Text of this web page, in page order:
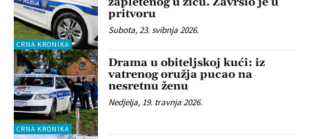
CRNA KRONIKA
pritvoru
Subota, 23. svibnja 2026.
CRNA KRONIKA
Drama u obiteljskoj kući: iz
vatrenog oružja pucao na
nesretnu ženu
Nedjelja, 19. travnja 2026.